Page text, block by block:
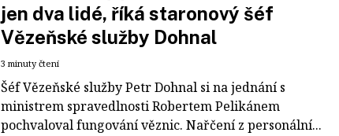
jen dva lidé, říká staronový šéf
Vězeňské služby Dohnal
3 minuty čtení
Šéf Vězeňské služby Petr Dohnal si na jednání s
ministrem spravedlnosti Robertem Pelikánem
pochvaloval fungování věznic. Nařčení z personální...